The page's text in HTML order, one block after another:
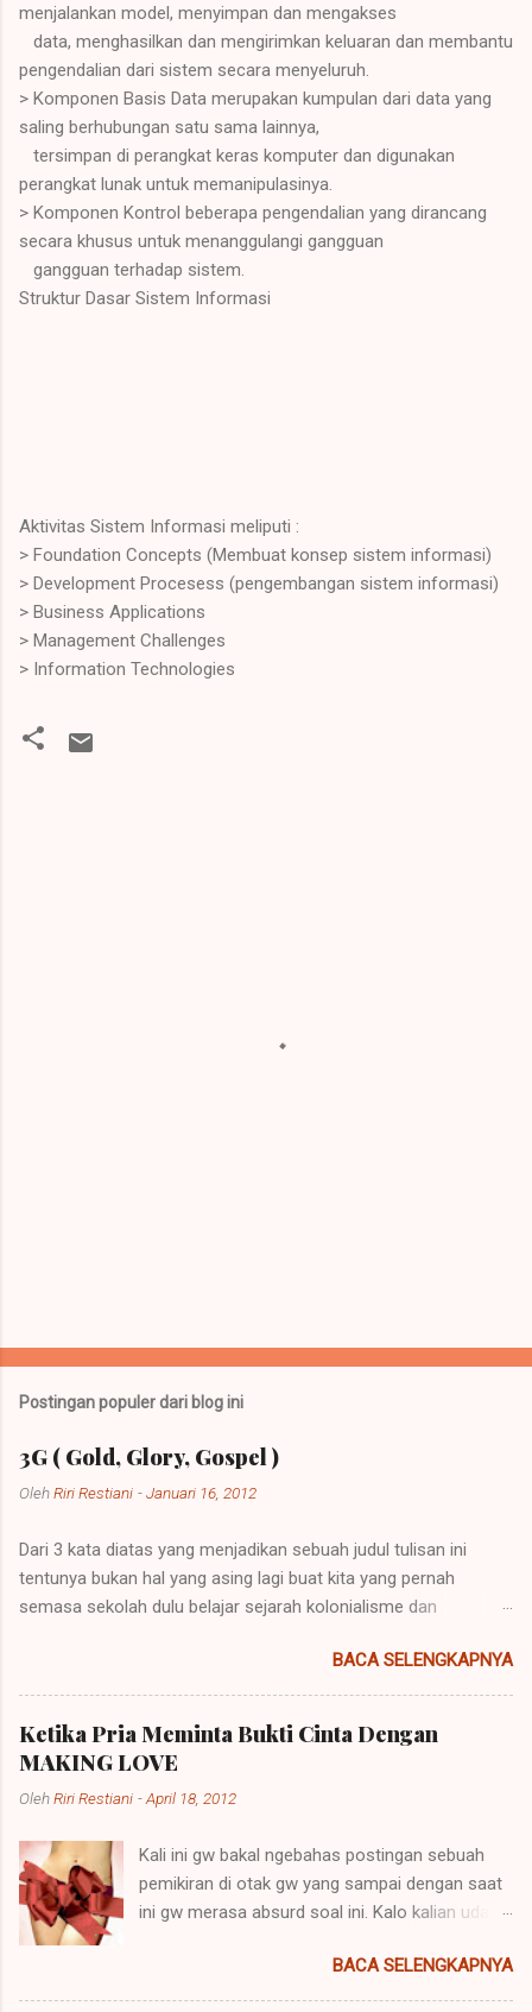
menjalankan model, menyimpan dan mengakses
data, menghasilkan dan mengirimkan keluaran dan membantu
pengendalian dari sistem secara menyeluruh.
> Komponen Basis Data merupakan kumpulan dari data yang
saling berhubungan satu sama lainnya,
tersimpan di perangkat keras komputer dan digunakan
perangkat lunak untuk memanipulasinya.
> Komponen Kontrol beberapa pengendalian yang dirancang
secara khusus untuk menanggulangi gangguan
gangguan terhadap sistem.
Struktur Dasar Sistem Informasi
Aktivitas Sistem Informasi meliputi :
> Foundation Concepts (Membuat konsep sistem informasi)
> Development Procesess (pengembangan sistem informasi)
> Business Applications
> Management Challenges
> Information Technologies
Postingan populer dari blog ini
3G ( Gold, Glory, Gospel )
OlehRiri Restiani -Januari 16, 2012
Dari 3 kata diatas yang menjadikan sebuah judul tulisan ini
tentunya bukan hal yang asing lagi buat kita yang pernah
semasa sekolah dulu belajar sejarah kolonialisme dan
bentuk kalimat yang mempunyai penjelasan yang berbeda
namun pada prinsipnya mempunyai maksud yang sama.
Imperialisme ialah sebuah kebijakan di mana sebuah negara
besar dapat memegang kendali atau pemerintahan atas daerah
lain agar negara itu bisa dipelihara atau berkembang. Sebuah
contoh imperialisme terjadi saat negara-negara itu
imperialisme berasal dari kata Latin "imperare" yang artinya
"memerintah". Hak untuk memerintah (imperare) disebut
"imperium". Orang yang diberi hak itu (diberi imperium) disebut
"imperator". Yang lazimnya diberi imperium itu ialah raja, dan
karena itu lambat-laun raja disebut imperator dan kerajaannya
(ialah daerah dimana imper...
BACA SELENGKAPNYA
Ketika Pria Meminta Bukti Cinta Dengan
MAKING LOVE
OlehRiri Restiani -April 18, 2012
Kali ini gw bakal ngebahas postingan sebuah
pemikiran di otak gw yang sampai dengan saat
ini gw merasa absurd soal ini. Kalo kalian udah
yang akan dibahas disini.hehe Kenapa?
Kenapa? Kenapa? Kenapa? dan Kenapa?
BACA SELENGKAPNYA